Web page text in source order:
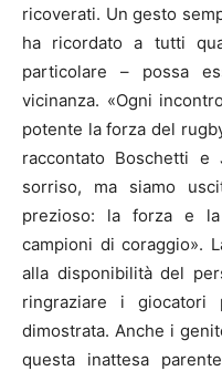
ricoverati. Un gesto
ha ricordato a tutti
particolare – possa
vicinanza. «Ogni
potente la forza del
raccontato Boschetti
sorriso, ma siamo
prezioso: la forza e
campioni di coraggio».
alla disponibilità del
ringraziare i
dimostrata. Anche i
questa inattesa